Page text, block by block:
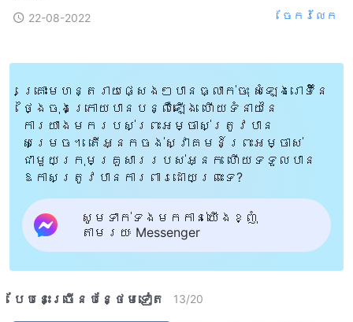
22-08-2022 ចែក​រំលែក
គ្រោះមហន្តរាយផ្សេងៗបានធ្លាក់ចុះ សំឡេងរោទិ៍នៃ
ថ្ងៃចុងក្រោយបានបន្លឺឡើង ហើយទំនាយនៃ
ការយាងមករបស់ព្រះអម្ចាស់ត្រូវបាន
សម្រេច។ តើអ្នកចង់ស្វាគមន៍ព្រះអម្ចាស់
ជាមួយក្រុមគ្រួសាររបស់អ្នក ហើយទទួលបាន
ឱកាសត្រូវបានការពារដោយព្រះទេ?
សូមទាក់ទងមកកាន់យើងខ្ញុំ
តាមរយៈ Messenger
បែបនេះ​ច្រើនបន្ថែម​ទៀត​ 13/20